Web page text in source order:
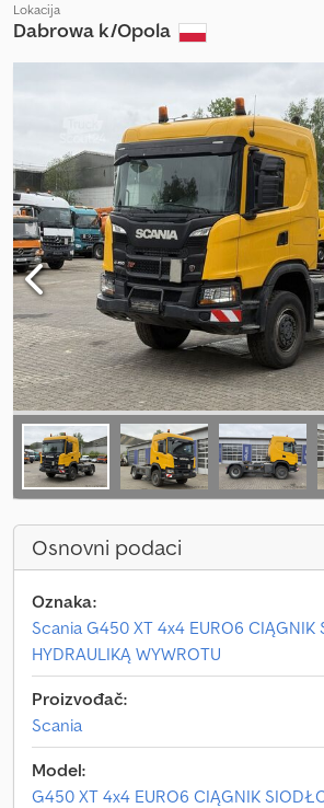
Lokacija
Dabrowa k/Opola
Osnovni podaci
Oznaka:
Scania G450 XT 4x4 EURO6 CIĄGNIK
HYDRAULIKĄ WYWROTU
Proizvođač:
Scania
Model:
G450 XT 4x4 EURO6 CIĄGNIK